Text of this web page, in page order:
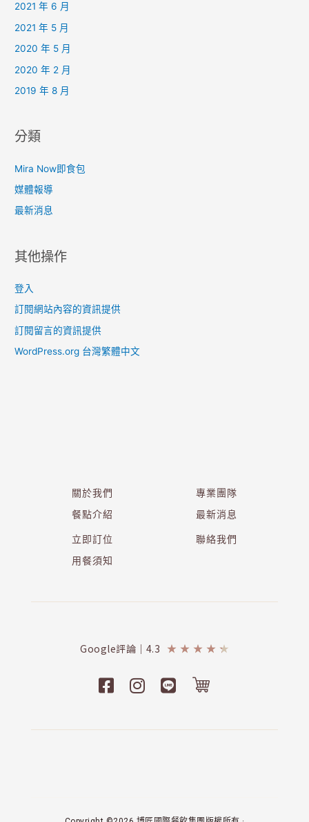
2021 年 6 月
2021 年 5 月
2020 年 5 月
2020 年 2 月
2019 年 8 月
分類
Mira Now即食包
媒體報導
最新消息
其他操作
登入
訂閱網站內容的資訊提供
訂閱留言的資訊提供
WordPress.org 台灣繁體中文
關於我們
餐點介紹
專業團隊
最新消息
立即訂位
用餐須知
聯絡我們
Google評論｜4.3 ★ ★ ★ ★ ★